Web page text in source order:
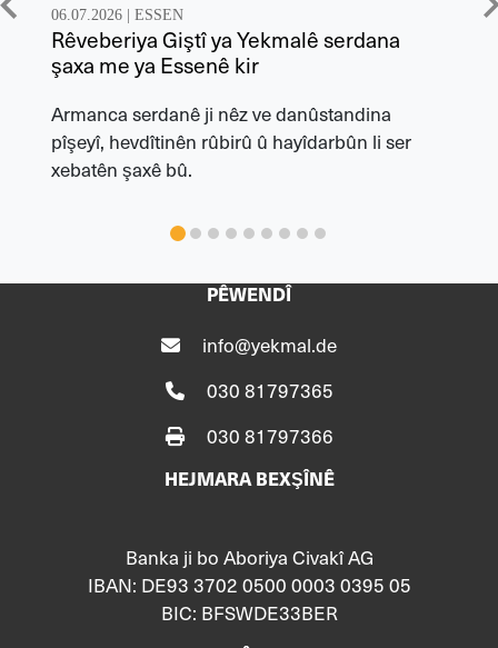
06.07.2026 | ESSEN
Rêveberiya Giştî ya Yekmalê serdana
şaxa me ya Essenê kir
Armanca serdanê ji nêz ve danûstandina
pîşeyî, hevdîtinên rûbirû û hayîdarbûn li ser
xebatên şaxê bû.
PÊWENDÎ
info@yekmal.de
030 81797365
030 81797366
HEJMARA BEXŞÎNÊ
Banka ji bo Aboriya Civakî AG
IBAN: DE93 3702 0500 0003 0395 05
BIC: BFSWDE33BER